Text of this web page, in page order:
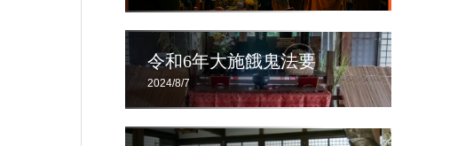
令和6年大施餓鬼法要
2024/8/7